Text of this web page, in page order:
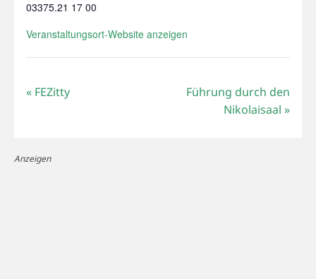
03375.21 17 00
Veranstaltungsort-Website anzeigen
«FEZitty
Führung durch den
Nikolaisaal»
Anzeigen